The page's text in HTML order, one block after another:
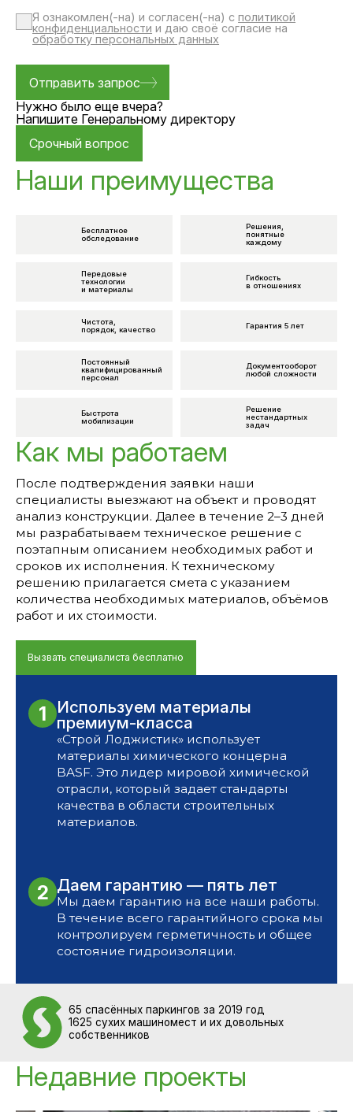
Я ознакомлен(-на) и согласен(-на) сполитикой
конфиденциальности и даю своё согласие на
обработку персональных данных
Срочный вопрос
Нужно было еще вчера?
Напишите Генеральному директору
Наши преимущества
Бесплатное
обследование
Решения,
понятные
каждому
Передовые
технологии
и материалы
Гибкость
в отношениях
Чистота,
порядок, качество
Гарантия 5 лет
Постоянный
квалифицированный
персонал
Документооборот
любой сложности
Быстрота
мобилизации
Решение
нестандартных
задач
Как мы работаем
После подтверждения заявки наши
специалисты выезжают на объект и проводят
анализ конструкции. Далее в течение 2–3 дней
мы разрабатываем техническое решение с
поэтапным описанием необходимых работ и
сроков их исполнения. К техническому
решению прилагается смета с указанием
количества необходимых материалов, объёмов
работ и их стоимости.
Вызвать специалиста бесплатно
1
Используем материалы
премиум-класса
«Строй Лоджистик» использует
материалы химического концерна
BASF. Это лидер мировой химической
отрасли, который задает стандарты
качества в области строительных
материалов.
2 Даем гарантию — пять лет
Мы даем гарантию на все наши работы.
В течение всего гарантийного срока мы
контролируем герметичность и общее
состояние гидроизоляции.
65 спасённых паркингов за 2019 год
1625 сухих машиномест и их довольных
собственников
Недавние проекты